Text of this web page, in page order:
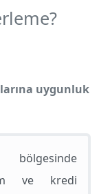
uygunluk
ve kredi